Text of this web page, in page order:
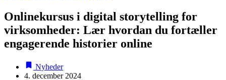
Onlinekursus i digital storytelling for
virksomheder: Lær hvordan du fortæller
engagerende historier online
Nyheder
4. december 2024